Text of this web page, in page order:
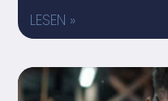
LESEN »